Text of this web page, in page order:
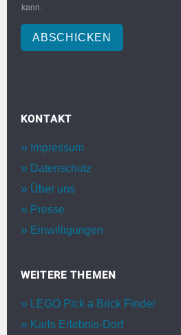
kann.
ABSCHICKEN
KONTAKT
Impressum
Datenschutz
Über uns
Presse
Einwilligungen
WEITERE THEMEN
LEGO Pick a Brick Finder
Karls Erlebnis-Dorf